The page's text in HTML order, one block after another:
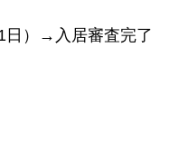
日）→入居審査完了